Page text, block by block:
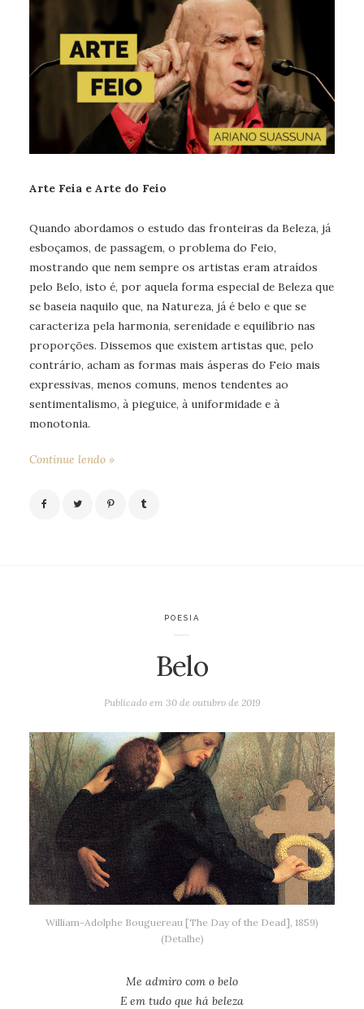
Arte Feia e Arte do Feio
Quando abordamos o estudo das fronteiras da Beleza, já
esboçamos, de passagem, o problema do Feio,
mostrando que nem sempre os artistas eram atraídos
pelo Belo, isto é, por aquela forma especial de Beleza que
se baseia naquilo que, na Natureza, já é belo e que se
caracteriza pela harmonia, serenidade e equilíbrio nas
proporções. Dissemos que existem artistas que, pelo
contrário, acham as formas mais ásperas do Feio mais
expressivas, menos comuns, menos tendentes ao
sentimentalismo, à pieguice, à uniformidade e à
monotonia.
Continue lendo »
POESIA
Belo
Publicado em 30 de outubro de 2019
William-Adolphe Bouguereau [The Day of the Dead], 1859)
(Detalhe)
Me admiro com o belo
E em tudo que há beleza